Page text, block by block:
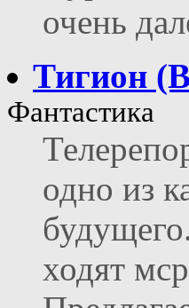
очень
Тигион
Фантастика
одно из
ходят